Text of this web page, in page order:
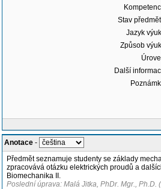
Stav
Jazyk
Způsob
Další
Anotace -
Předmět seznamuje studenty se základy
zpracovává otázku elektrických proudů a
Biomechanika II.
Poslední úprava: Malá Jitka, PhDr. Mgr., Ph.D.